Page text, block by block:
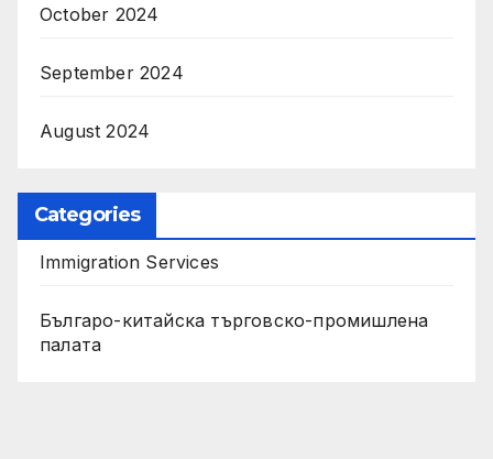
October 2024
September 2024
August 2024
Categories
Immigration Services
Българо-китайска търговско-промишлена
палата